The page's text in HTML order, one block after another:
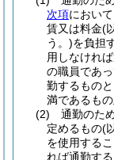
次項におい
賃又は料金(
う。)を負担
用しなけれ
の職員であ
勤するもの
満であるも
(2)
通勤のた
定めるもの(
を使用する
れば通勤す